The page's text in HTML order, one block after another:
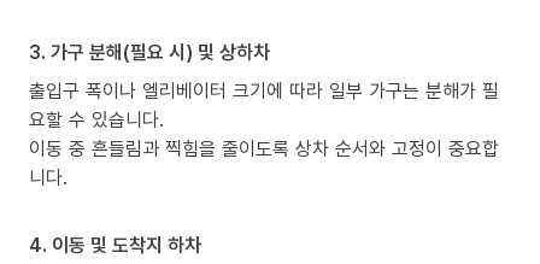
3. 가구 분해(필요 시) 및 상하차
출입구 폭이나 엘리베이터 크기에 따라 일부 가구는 분해가 필
요할 수 있습니다.
이동 중 흔들림과 찍힘을 줄이도록 상차 순서와 고정이 중요합
니다.
4. 이동 및 도착지 하차